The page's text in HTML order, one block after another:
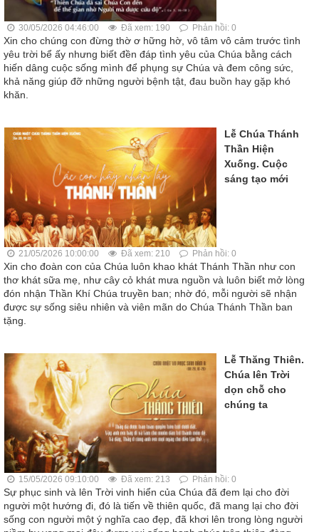
30/05/2026 04:46:00 Đã xem: 190 Phản hồi: 0
Xin cho chúng con đừng thờ ơ hững hờ, vô tâm vô cảm trước tình
yêu trời bể ấy nhưng biết đền đáp tình yêu của Chúa bằng cách
hiến dâng cuộc sống mình để phụng sự Chúa và đem công sức,
khả năng giúp đỡ những người bệnh tật, đau buồn hay gặp khó
khăn.
Lễ Chúa Thánh
Thần Hiện
Xuống. Cuộc
sáng tạo mới
21/05/2026 10:00:00 Đã xem: 210 Phản hồi: 0
Xin cho đoàn con của Chúa luôn khao khát Thánh Thần như con
thơ khát sữa mẹ, như cây cỏ khát mưa nguồn và luôn biết mở lòng
đón nhận Thần Khí Chúa truyền ban; nhờ đó, mỗi người sẽ nhận
được sự sống siêu nhiên và viên mãn do Chúa Thánh Thần ban
tặng.
Lễ Thăng Thiên.
Chúa lên Trời
dọn chỗ cho
chúng ta
15/05/2026 09:10:00 Đã xem: 213 Phản hồi: 0
Sự phục sinh và lên Trời vinh hiển của Chúa đã đem lại cho đời
người một hướng đi, đó là tiến về thiên quốc, đã mang lại cho đời
sống con người một ý nghĩa cao đẹp, đã khơi lên trong lòng người